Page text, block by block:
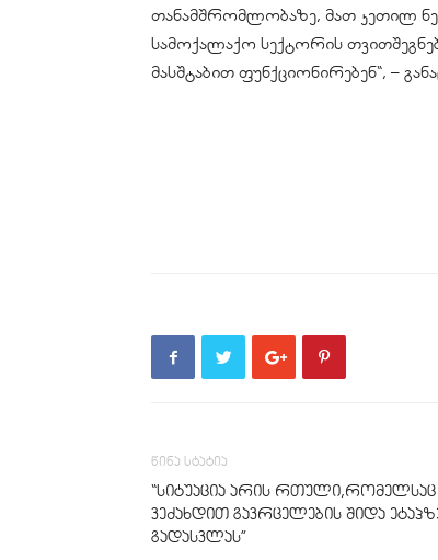
თანამშრომლობაზე, მათ კეთილ
სამოქალაქო სექტორის
მასშტაბით ფუნქციონირებენ“, –
წინა სტატია
“სიტუაცია არის რთული,რომელსაც
ვეძახდით გავრცელების შიდა
გადასვლას”